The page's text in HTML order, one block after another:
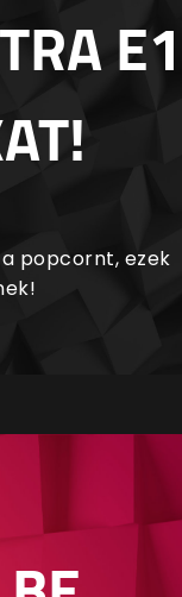
E1
popcornt, ezek